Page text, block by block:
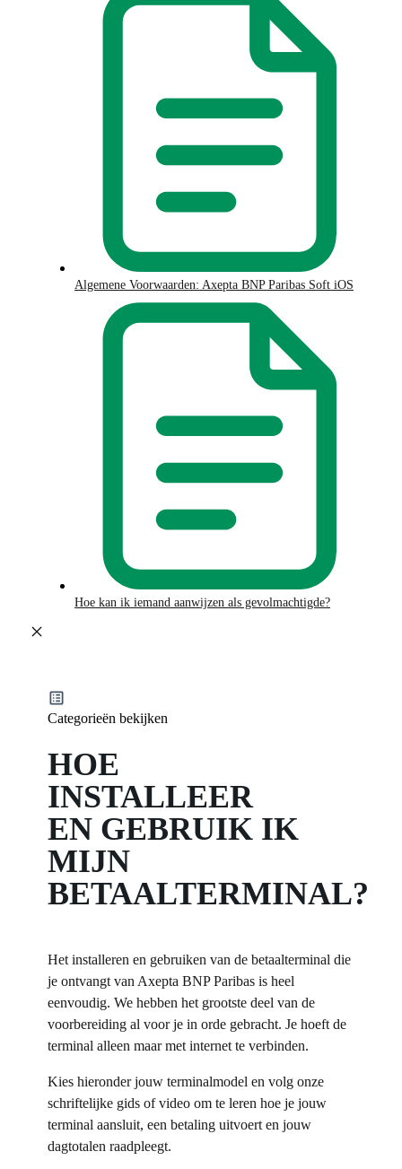
Algemene Voorwaarden: Axepta BNP Paribas Soft iOS
Hoe kan ik iemand aanwijzen als gevolmachtigde?
Categorieën bekijken
HOE
INSTALLEER
EN GEBRUIK IK
MIJN
BETAALTERMINAL?
Het installeren en gebruiken van de betaalterminal die
je ontvangt van Axepta BNP Paribas is heel
eenvoudig. We hebben het grootste deel van de
voorbereiding al voor je in orde gebracht. Je hoeft de
terminal alleen maar met internet te verbinden.
Kies hieronder jouw terminalmodel en volg onze
schriftelijke gids of video om te leren hoe je jouw
terminal aansluit, een betaling uitvoert en jouw
dagtotalen raadpleegt.